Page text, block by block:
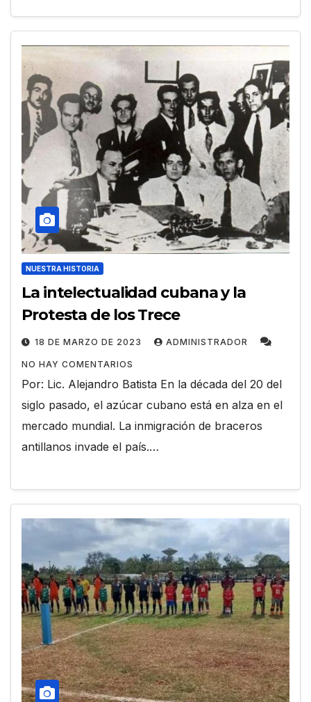
NUESTRA HISTORIA
La intelectualidad cubana y la
Protesta de los Trece
18 DE MARZO DE 2023 ADMINISTRADOR
NO HAY COMENTARIOS
Por: Lic. Alejandro Batista En la década del 20 del
siglo pasado, el azúcar cubano está en alza en el
mercado mundial. La inmigración de braceros
antillanos invade el país.…